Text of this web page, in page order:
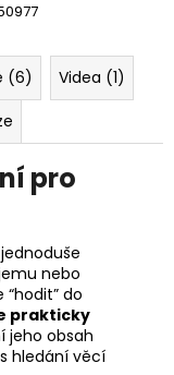
(6)
Videa (1)
pro
jednoduše
nebo
do
prakticky
jeho obsah
hledání věcí